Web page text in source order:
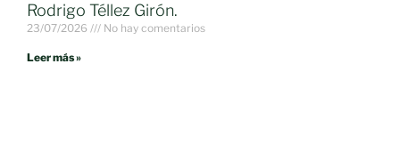
Rodrigo Téllez Girón.
23/07/2026 No hay comentarios
Leer más »